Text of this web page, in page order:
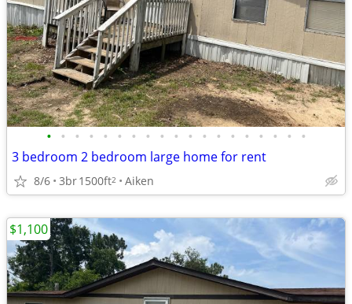
• • • • • • • • • • • • • • • • • • •
3 bedroom 2 bedroom large home for rent
8/6 3br1500ft2 Aiken
$1,100